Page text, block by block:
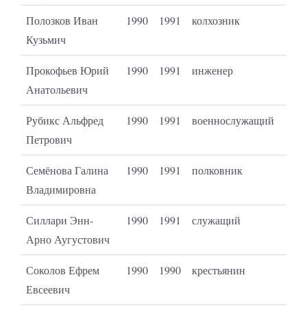
Полозков Иван
Кузьмич
1990 1991 колхозник
Прокофьев Юрий
Анатольевич
1990 1991 инженер
Рубикс Альфред
Петрович
1990 1991 военнослужащий
Семёнова Галина
Владимировна
1990 1991 полковник
Силлари Энн-
Арно Аугустович
1990 1991 служащий
Соколов Ефрем
Евсеевич
1990 1990 крестьянин